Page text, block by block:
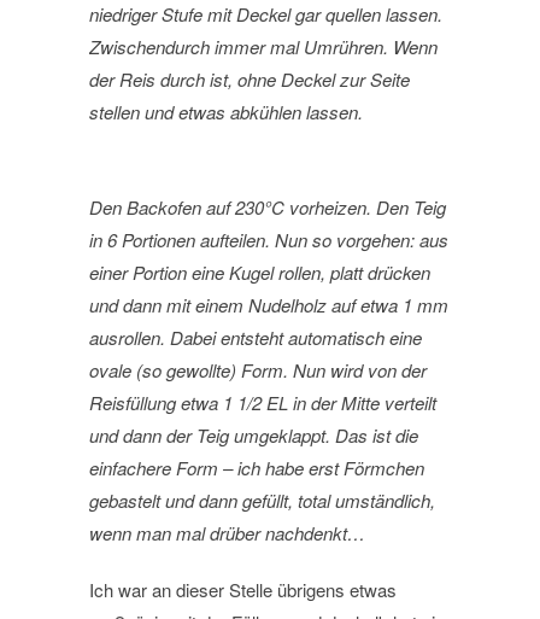
niedriger Stufe mit Deckel gar quellen lassen.
Zwischendurch immer mal Umrühren. Wenn
der Reis durch ist, ohne Deckel zur Seite
stellen und etwas abkühlen lassen.
Den Backofen auf 230°C vorheizen. Den Teig
in 6 Portionen aufteilen. Nun so vorgehen: aus
einer Portion eine Kugel rollen, platt drücken
und dann mit einem Nudelholz auf etwa 1 mm
ausrollen. Dabei entsteht automatisch eine
ovale (so gewollte) Form. Nun wird von der
Reisfüllung etwa 1 1/2 EL in der Mitte verteilt
und dann der Teig umgeklappt. Das ist die
einfachere Form – ich habe erst Förmchen
gebastelt und dann gefüllt, total umständlich,
wenn man mal drüber nachdenkt…
Ich war an dieser Stelle übrigens etwas